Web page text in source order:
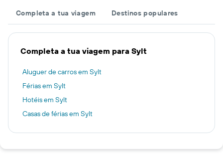
Completa a tua viagem Destinos populares
Completa a tua viagem para Sylt
Aluguer de carros em Sylt
Férias em Sylt
Hotéis em Sylt
Casas de férias em Sylt